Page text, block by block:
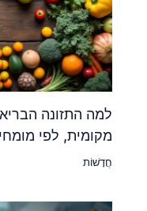
למה התזונה
מקומית, לפי
חֲדָשׁוֹת